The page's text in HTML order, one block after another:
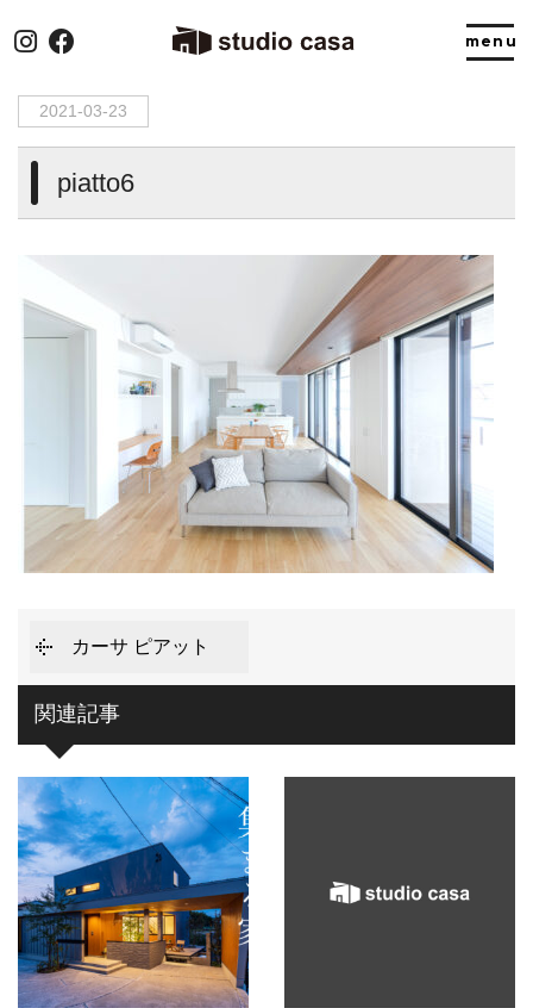
HOME
2021-03-23
piatto6
カーサ ピアット
関連記事